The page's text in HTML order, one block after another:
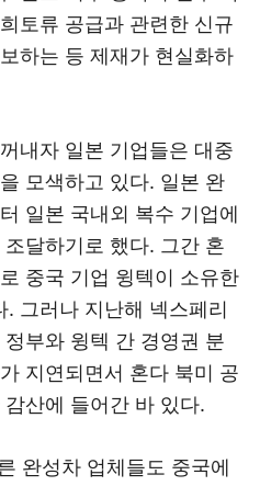
토류 공급과 관련한 신규
하는 등 제재가 현실화하
내자 일본 기업들은 대중
모색하고 있다. 일본 완
일본 국내외 복수 기업에
달하기로 했다. 그간 혼
중국 기업 윙텍이 소유한
그러나 지난해 넥스페리
부와 윙텍 간 경영권 분
지연되면서 혼다 북미 공
산에 들어간 바 있다.
완성차 업체들도 중국에